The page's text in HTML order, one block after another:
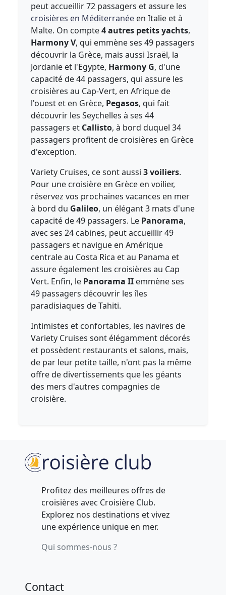
peut accueillir 72 passagers et assure les
croisières en Méditerranée en Italie et à
Malte. On compte4 autres petits yachts,
Harmony V, qui emmène ses 49 passagers
découvrir la Grèce, mais aussi Israël, la
Jordanie et l'Egypte, Harmony G, d'une
capacité de 44 passagers, qui assure les
croisières au Cap-Vert, en Afrique de
l'ouest et en Grèce, Pegasos, qui fait
découvrir les Seychelles à ses 44
passagers et Callisto, à bord duquel 34
passagers profitent de croisières en Grèce
d'exception.
Variety Cruises, ce sont aussi3 voiliers.
Pour une croisière en Grèce en voilier,
réservez vos prochaines vacances en mer
à bord du Galileo, un élégant 3 mats d'une
capacité de 49 passagers. Le Panorama,
avec ses 24 cabines, peut accueillir 49
passagers et navigue en Amérique
centrale au Costa Rica et au Panama et
assure également les croisières au Cap
Vert. Enfin, le Panorama II emmène ses
49 passagers découvrir les îles
paradisiaques de Tahiti.
Intimistes et confortables, les navires de
Variety Cruises sont élégamment décorés
et possèdent restaurants et salons, mais,
de par leur petite taille, n'ont pas la même
offre de divertissements que les géants
des mers d'autres compagnies de
croisière.
Profitez des meilleures offres de
croisières avec Croisière Club.
Explorez nos destinations et vivez
une expérience unique en mer.
Qui sommes-nous ?
Contact